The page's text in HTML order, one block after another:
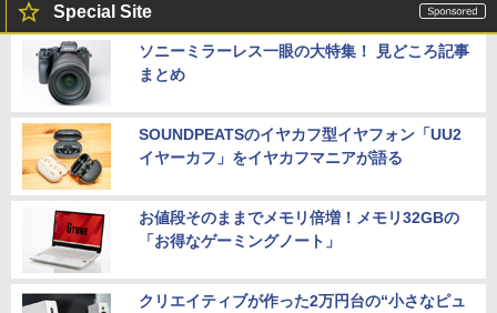
Special Site
ソニーミラーレス一眼の大特集！ 見どころ記事
まとめ
SOUNDPEATSのイヤカフ型イヤフォン「UU2
イヤーカフ」をイヤカフマニアが語る
お値段そのままでメモリ倍増！メモリ32GBの
「お得なゲーミングノート」
クリエイティブが作った2万円台の“小さなピュ